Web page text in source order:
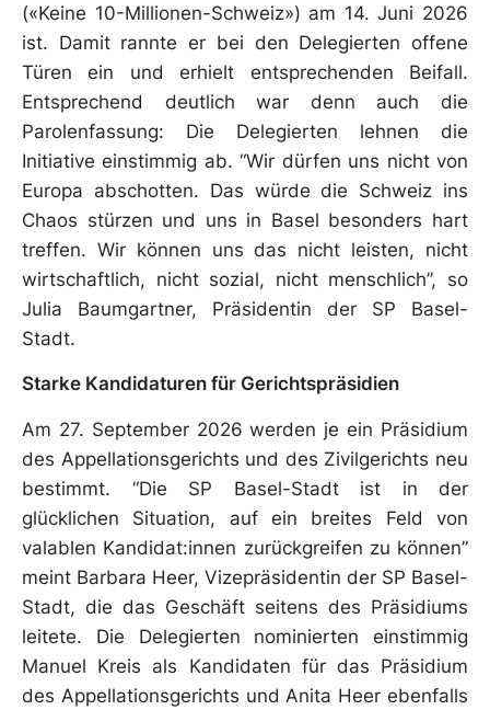
(«Keine 10-Millionen-Schweiz») am 14. Juni 2026
ist. Damit rannte er bei den Delegierten offene
Türen ein und erhielt entsprechenden Beifall.
Entsprechend deutlich war denn auch die
Parolenfassung: Die Delegierten lehnen die
Initiative einstimmig ab. “Wir dürfen uns nicht von
Europa abschotten. Das würde die Schweiz ins
Chaos stürzen und uns in Basel besonders hart
treffen. Wir können uns das nicht leisten, nicht
wirtschaftlich, nicht sozial, nicht menschlich”, so
Julia Baumgartner, Präsidentin der SP Basel-
Stadt.
Starke Kandidaturen für Gerichtspräsidien
Am 27. September 2026 werden je ein Präsidium
des Appellationsgerichts und des Zivilgerichts neu
bestimmt. “Die SP Basel-Stadt ist in der
glücklichen Situation, auf ein breites Feld von
valablen Kandidat:innen zurückgreifen zu können”
meint Barbara Heer, Vizepräsidentin der SP Basel-
Stadt, die das Geschäft seitens des Präsidiums
leitete. Die Delegierten nominierten einstimmig
Manuel Kreis als Kandidaten für das Präsidium
des Appellationsgerichts und Anita Heer ebenfalls